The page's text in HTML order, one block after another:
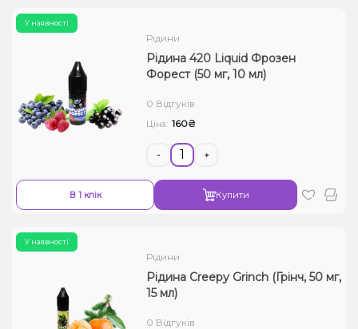
У наявності
Рідини
Рідина 420 Liquid Фрозен
Форест (50 мг, 10 мл)
0 Відгуків
Ціна: 160₴
- +
В 1 клік Купити
У наявності
Рідини
Рідина Creepy Grinch (Грінч, 50 мг,
15 мл)
0 Відгуків